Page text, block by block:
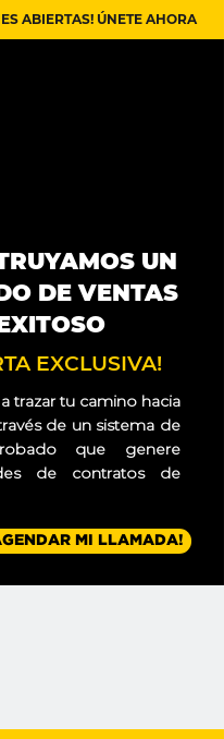
ABIERTAS! ÚNETE AHORA
UN
DE VENTAS
EXCLUSIVA!
trazar tu camino hacia
de un sistema de
que genere
de contratos de
MI LLAMADA!